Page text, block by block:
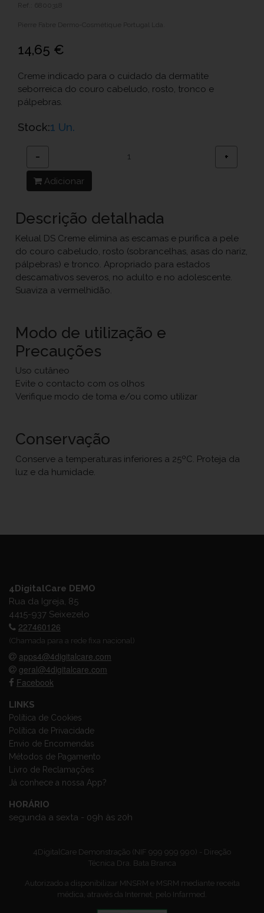
Ref.: 6800318
Pierre Fabre Dermo-Cosmétique Portugal Lda.
14,65 €
Creme indicado para o cuidado da dermatite
seborreica do couro cabeludo, rosto, tronco e
pálpebras.
Stock:1 Un.
− +
Adicionar
Descrição detalhada
Kelual DS Creme elimina as escamas e purifica a pele
do couro cabeludo, rosto (sobrancelhas, asas do nariz,
pálpebras) e tronco. Apropriado para estados
descamativos severos, no adulto e no adolescente.
Suaviza a vermelhidão.
Modo de utilização e
Precauções
Uso cutâneo
Evite o contacto com os olhos
Verifique modo de toma e/ou como utilizar
Conservação
Conserve a temperaturas inferiores a 25ºC. Proteja da
luz e da humidade.
4DigitalCare DEMO
Rua da Igreja, 85
4415-937 Seixezelo
227460126
(Chamada para a rede fixa nacional)
apps4@4digitalcare.com
geral@4digitalcare.com
Facebook
LINKS
Política de Cookies
Política de Privacidade
Envio de Encomendas
Métodos de Pagamento
Livro de Reclamações
Já conhece a nossa App?
HORÁRIO
segunda a sexta - 09h às 20h
4DigitalCare Demonstração (NIF 999 999 990) - Direção
Técnica Dra. Bata Branca
Autorizado a disponibilizar MNSRM e MSRM mediante receita
médica, através da Internet, pelo Infarmed.